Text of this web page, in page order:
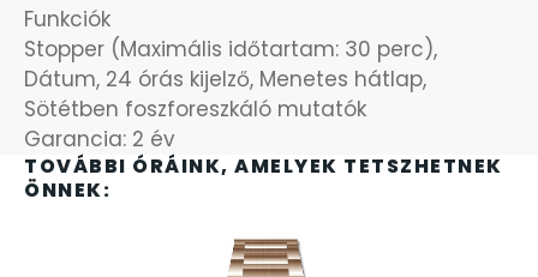
TOVÁBBI ÓRÁINK, AMELYEK TETSZHETNEK
ÖNNEK:
Funkciók
Stopper (Maximális időtartam: 30 perc),
Dátum, 24 órás kijelző, Menetes hátlap,
Sötétben foszforeszkáló mutatók
Garancia: 2 év
SEIKO
SENCOR
SERGIO TACCHINI